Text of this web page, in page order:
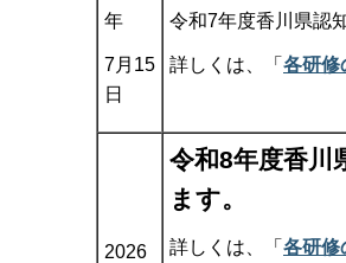
年
7月15
日
令和7年度香川県認
詳しくは、「 各研修
2026
令和8年度香川
ます。
詳しくは、「 各研修